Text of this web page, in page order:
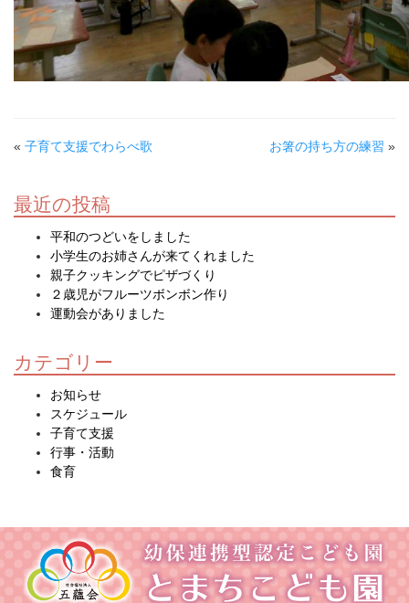
« 子育て支援でわらべ歌 お箸の持ち方の練習 »
最近の投稿
平和のつどいをしました
小学生のお姉さんが来てくれました
親子クッキングでピザづくり
２歳児がフルーツボンボン作り
運動会がありました
カテゴリー
お知らせ
スケジュール
子育て支援
行事・活動
食育